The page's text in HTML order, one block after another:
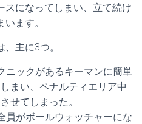
スになってしまい、立て続け
ます。
主に3つ。
ニックがあるキーマンに簡単
まい、ペナルティエリア中
せてしまった。
員がボールウォッチャーにな